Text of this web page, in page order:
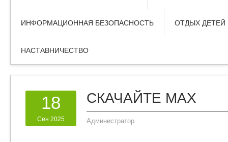
ИНФОРМАЦИОННАЯ БЕЗОПАСНОСТЬ ОТДЫХ ДЕТЕЙ
НАСТАВНИЧЕСТВО
18
Сен 2025
СКАЧАЙТЕ МАХ
Администратор